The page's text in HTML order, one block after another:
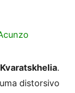
Kvaratskhelia.
distorsivo